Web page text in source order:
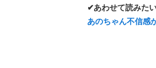
✔あわせて読みた
あのちゃん不信感